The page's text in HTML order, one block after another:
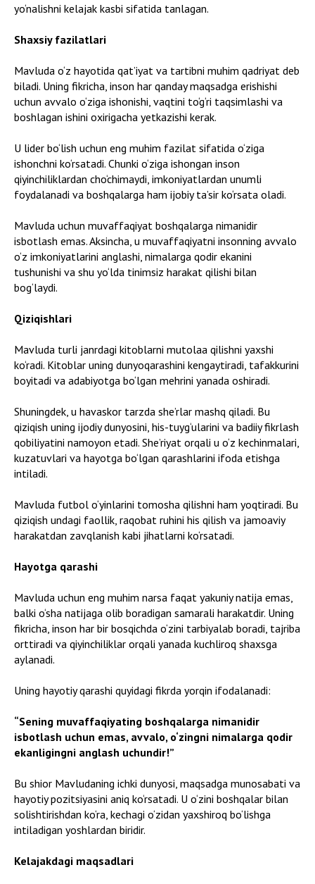
yo‘nalishni kelajak kasbi sifatida tanlagan.
Shaxsiy fazilatlari
Mavluda o‘z hayotida qat’iyat va tartibni muhim qadriyat deb
biladi. Uning fikricha, inson har qanday maqsadga erishishi
uchun avvalo o‘ziga ishonishi, vaqtini to‘g‘ri taqsimlashi va
boshlagan ishini oxirigacha yetkazishi kerak.
U lider bo‘lish uchun eng muhim fazilat sifatida o‘ziga
ishonchni ko‘rsatadi. Chunki o‘ziga ishongan inson
qiyinchiliklardan cho‘chimaydi, imkoniyatlardan unumli
foydalanadi va boshqalarga ham ijobiy ta’sir ko‘rsata oladi.
Mavluda uchun muvaffaqiyat boshqalarga nimanidir
isbotlash emas. Aksincha, u muvaffaqiyatni insonning avvalo
o‘z imkoniyatlarini anglashi, nimalarga qodir ekanini
tushunishi va shu yo‘lda tinimsiz harakat qilishi bilan
bog‘laydi.
Qiziqishlari
Mavluda turli janrdagi kitoblarni mutolaa qilishni yaxshi
ko‘radi. Kitoblar uning dunyoqarashini kengaytiradi, tafakkurini
boyitadi va adabiyotga bo‘lgan mehrini yanada oshiradi.
Shuningdek, u havaskor tarzda she’rlar mashq qiladi. Bu
qiziqish uning ijodiy dunyosini, his-tuyg‘ularini va badiiy fikrlash
qobiliyatini namoyon etadi. She’riyat orqali u o‘z kechinmalari,
kuzatuvlari va hayotga bo‘lgan qarashlarini ifoda etishga
intiladi.
Mavluda futbol o‘yinlarini tomosha qilishni ham yoqtiradi. Bu
qiziqish undagi faollik, raqobat ruhini his qilish va jamoaviy
harakatdan zavqlanish kabi jihatlarni ko‘rsatadi.
Hayotga qarashi
Mavluda uchun eng muhim narsa faqat yakuniy natija emas,
balki o‘sha natijaga olib boradigan samarali harakatdir. Uning
fikricha, inson har bir bosqichda o‘zini tarbiyalab boradi, tajriba
orttiradi va qiyinchiliklar orqali yanada kuchliroq shaxsga
aylanadi.
Uning hayotiy qarashi quyidagi fikrda yorqin ifodalanadi:
“Sening muvaffaqiyating boshqalarga nimanidir
isbotlash uchun emas, avvalo, o‘zingni nimalarga qodir
ekanligingni anglash uchundir!”
Bu shior Mavludaning ichki dunyosi, maqsadga munosabati va
hayotiy pozitsiyasini aniq ko‘rsatadi. U o‘zini boshqalar bilan
solishtirishdan ko‘ra, kechagi o‘zidan yaxshiroq bo‘lishga
intiladigan yoshlardan biridir.
Kelajakdagi maqsadlari